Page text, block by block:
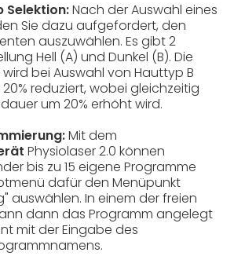
Selektion:Nach der Auswahl eines
Sie dazu aufgefordert, den
auszuwählen. Es gibt 2
Hell (A) und Dunkel (B). Die
bei Auswahl von Hauttyp B
reduziert, wobei gleichzeitig
um 20% erhöht wird.
Mit dem
Physiolaser 2.0 können
bis zu 15 eigene Programme
dafür den Menüpunkt
auswählen. In einem der freien
dann das Programm angelegt
mit der Eingabe des